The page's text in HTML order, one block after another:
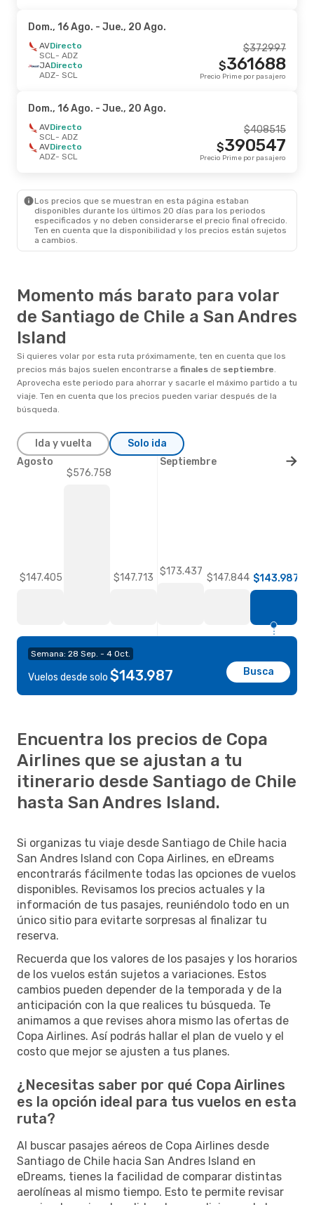
Dom., 16 Ago. - Jue., 20 Ago.
AVDirecto
SCL- ADZ
JADirecto
ADZ- SCL
372997
$
361688
$
Precio Prime por pasajero
Dom., 16 Ago. - Jue., 20 Ago.
AVDirecto
SCL- ADZ
AVDirecto
ADZ- SCL
408515
$
390547
$
Precio Prime por pasajero
Los precios que se muestran en esta página estaban
disponibles durante los últimos 20 días para los periodos
especificados y no deben considerarse el precio final ofrecido.
Ten en cuenta que la disponibilidad y los precios están sujetos
a cambios.
Momento más barato para volar
de Santiago de Chile a San Andres
Island
Si quieres volar por esta ruta próximamente, ten en cuenta que los
precios más bajos suelen encontrarse a finales de septiembre.
Aprovecha este periodo para ahorrar y sacarle el máximo partido a tu
viaje. Ten en cuenta que los precios pueden variar después de la
búsqueda.
Ida y vuelta Solo ida
Semana: 28 Sep. - 4 Oct.
Vuelos desde solo $143.987 Busca
$147.405
$576.758
$147.713
$173.437
$147.844 $143.987
Agosto Septiembre
Encuentra los precios de Copa
Airlines que se ajustan a tu
itinerario desde Santiago de Chile
hasta San Andres Island.
Si organizas tu viaje desde Santiago de Chile hacia
San Andres Island con Copa Airlines, en eDreams
encontrarás fácilmente todas las opciones de vuelos
disponibles. Revisamos los precios actuales y la
información de tus pasajes, reuniéndolo todo en un
único sitio para evitarte sorpresas al finalizar tu
reserva.
Recuerda que los valores de los pasajes y los horarios
de los vuelos están sujetos a variaciones. Estos
cambios pueden depender de la temporada y de la
anticipación con la que realices tu búsqueda. Te
animamos a que revises ahora mismo las ofertas de
Copa Airlines. Así podrás hallar el plan de vuelo y el
costo que mejor se ajusten a tus planes.
¿Necesitas saber por qué Copa Airlines
es la opción ideal para tus vuelos en esta
ruta?
Al buscar pasajes aéreos de Copa Airlines desde
Santiago de Chile hacia San Andres Island en
eDreams, tienes la facilidad de comparar distintas
aerolíneas al mismo tiempo. Esto te permite revisar